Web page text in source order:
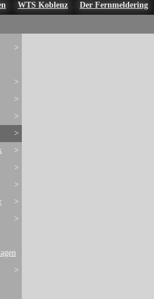
WTS Koblenz Der Fernmeldering
>
>
>
>
>
>
>
>
>
>
>